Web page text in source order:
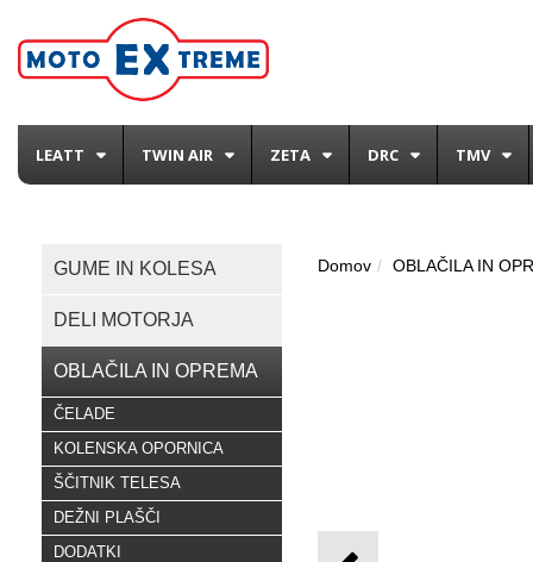
LEATT TWIN AIR ZETA DRC TMV
GUME IN KOLESA
DELI MOTORJA
OBLAČILA IN OPREMA
ČELADE
KOLENSKA OPORNICA
ŠČITNIK TELESA
DEŽNI PLAŠČI
DODATKI
Domov OBLAČILA IN